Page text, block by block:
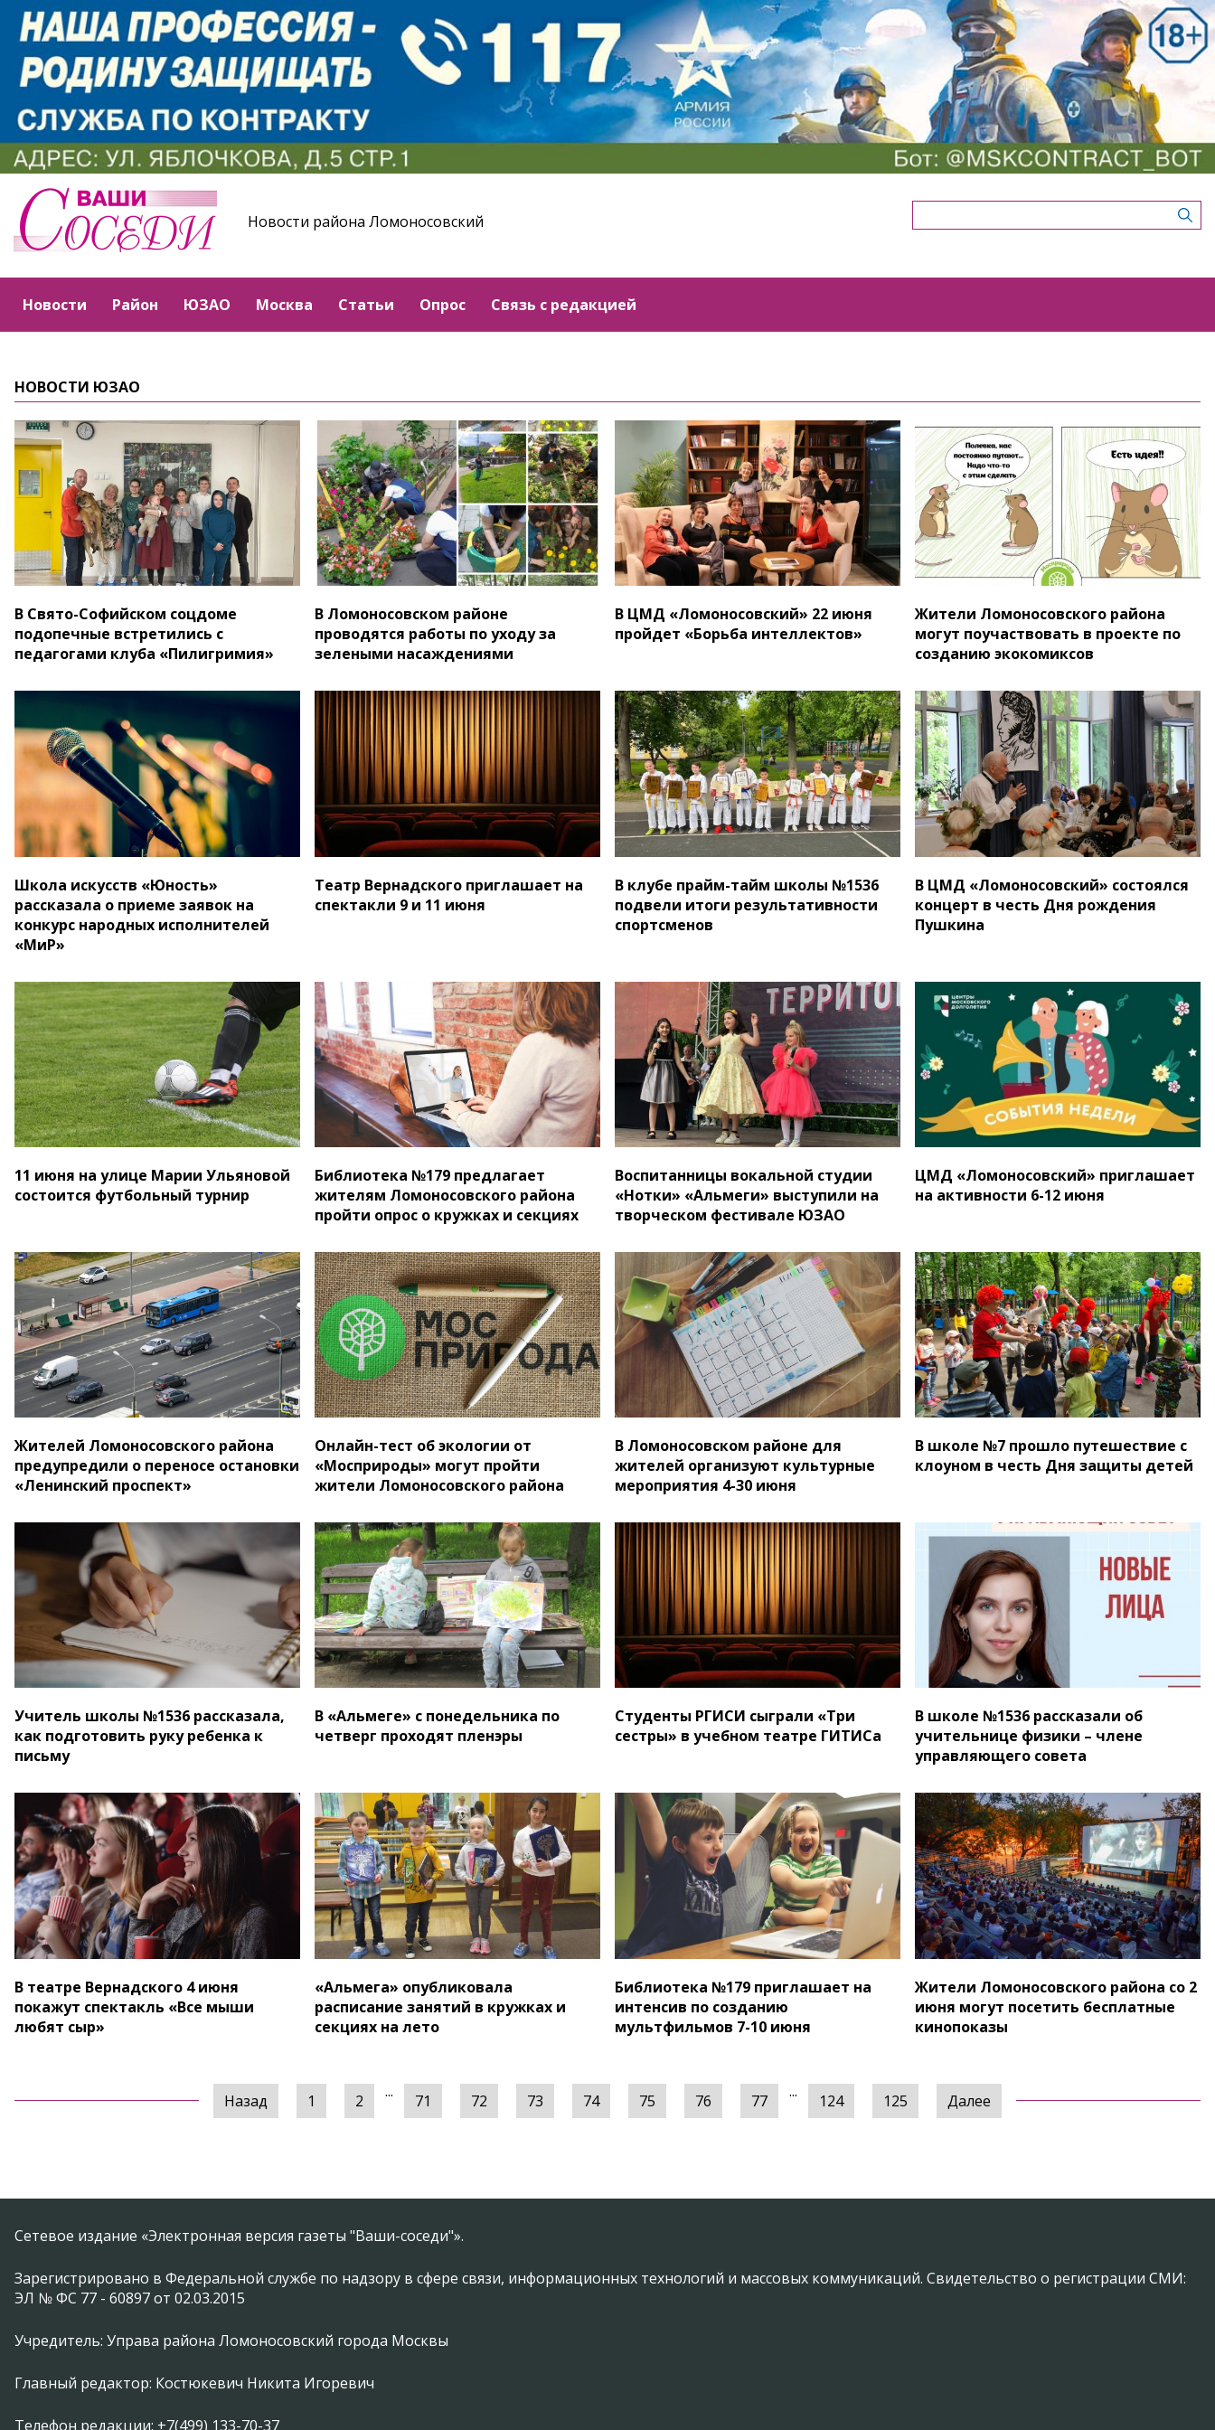
Новости района Ломоносовский
Новости Район ЮЗАО Москва Статьи Опрос Связь с редакцией
НОВОСТИ ЮЗАО
В Свято-Софийском соцдоме
подопечные встретились с
педагогами клуба «Пилигримия»
В Ломоносовском районе
проводятся работы по уходу за
зелеными насаждениями
В ЦМД «Ломоносовский» 22 июня
пройдет «Борьба интеллектов»
Жители Ломоносовского района
могут поучаствовать в проекте по
созданию экокомиксов
Школа искусств «Юность»
рассказала о приеме заявок на
конкурс народных исполнителей
«МиР»
Театр Вернадского приглашает на
спектакли 9 и 11 июня
В клубе прайм-тайм школы №1536
подвели итоги результативности
спортсменов
В ЦМД «Ломоносовский» состоялся
концерт в честь Дня рождения
Пушкина
11 июня на улице Марии Ульяновой
состоится футбольный турнир
Библиотека №179 предлагает
жителям Ломоносовского района
пройти опрос о кружках и секциях
Воспитанницы вокальной студии
«Нотки» «Альмеги» выступили на
творческом фестивале ЮЗАО
ЦМД «Ломоносовский» приглашает
на активности 6-12 июня
Жителей Ломоносовского района
предупредили о переносе остановки
«Ленинский проспект»
Онлайн-тест об экологии от
«Мосприроды» могут пройти
жители Ломоносовского района
В Ломоносовском районе для
жителей организуют культурные
мероприятия 4-30 июня
В школе №7 прошло путешествие с
клоуном в честь Дня защиты детей
Учитель школы №1536 рассказала,
как подготовить руку ребенка к
письму
В «Альмеге» с понедельника по
четверг проходят пленэры
Студенты РГИСИ сыграли «Три
сестры» в учебном театре ГИТИСа
В школе №1536 рассказали об
учительнице физики – члене
управляющего совета
В театре Вернадского 4 июня
покажут спектакль «Все мыши
любят сыр»
«Альмега» опубликовала
расписание занятий в кружках и
секциях на лето
Библиотека №179 приглашает на
интенсив по созданию
мультфильмов 7-10 июня
Жители Ломоносовского района со 2
июня могут посетить бесплатные
кинопоказы
Назад 1 2 ... 71 72 73 74 75 76 77 ... 124 125 Далее
Сетевое издание «Электронная версия газеты "Ваши-соседи"».
Зарегистрировано в Федеральной службе по надзору в сфере связи, информационных технологий и массовых коммуникаций. Свидетельство о регистрации СМИ:
ЭЛ № ФС 77 - 60897 от 02.03.2015
Учредитель: Управа района Ломоносовский города Москвы
Главный редактор: Костюкевич Никита Игоревич
Телефон редакции: +7(499) 133-70-37